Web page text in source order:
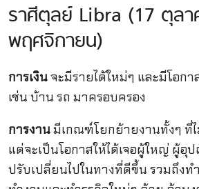
ราศีตุลย์ Libra (17 ตุล
พฤศจิกายน)
การเงินจะมีรายได้ใหม่ๆ และมีโอก
เช่น บ้าน รถ มาครอบครอง
การงานมีเกณฑ์โยกย้ายงานทั้งๆ ที่ไ
แต่จะเป็นโอกาสให้ได้เจอผู้ใหญ่ ผู้อุ
ปรับเปลี่ยนไปในทางที่ดีขึ้น รวมถึงท